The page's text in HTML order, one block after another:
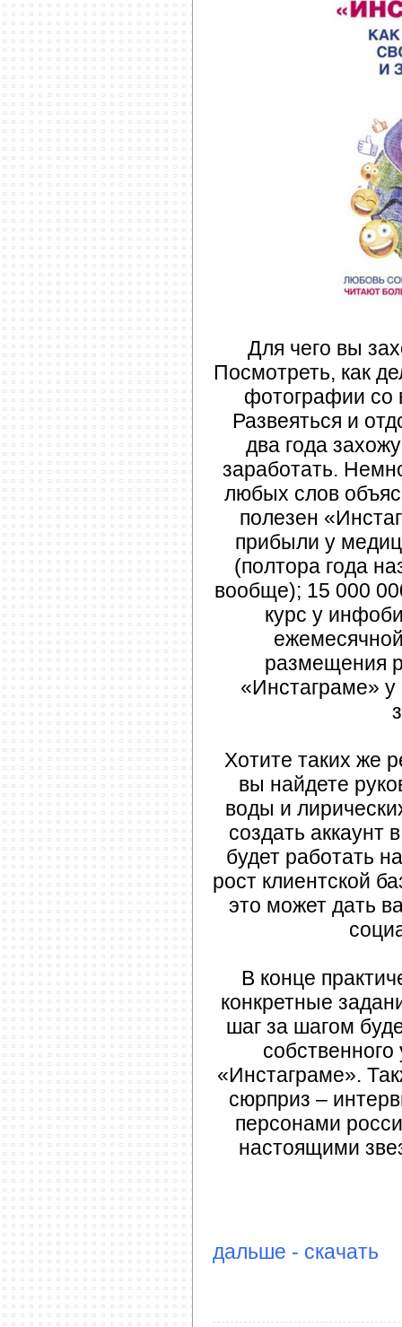
Для чего вы
Посмотреть, как
фотографии со
Развеяться и
два года
заработать.
любых слов
полезен
прибыли у
(полтора года
вообще); 15 000
курс у
размещения
«Инстаграме» у
Хотите таких же
вы найдете
воды и
создать аккаунт
будет работать
рост клиентской
это может дать
В конце
конкретные
шаг за шагом
«Инстаграме».
сюрприз –
персонами
настоящими
дальше - скачать